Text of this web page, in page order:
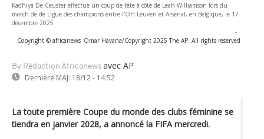
Kadhiya De Ceuster effectue un coup de tête à côté de Leah Williamson lors du
match de de Ligue des champions entre l'OH Leuven et Arsenal, en Belgique, le 17
décembre 2025
-
Copyright © africanews Omar Havana/Copyright 2025 The AP. All rights reserved
By Rédaction Africanews avec AP
Dernière MAJ: 18/12 - 14:52
La toute première Coupe du monde des clubs féminine se
tiendra en janvier 2028, a annoncé la FIFA mercredi.